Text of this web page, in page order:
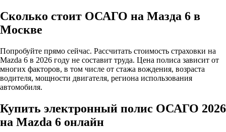
Сколько стоит ОСАГО на Мазда 6 в
Москве
Попробуйте прямо сейчас. Рассчитать стоимость страховки на
Mazda 6 в 2026 году не составит труда. Цена полиса зависит от
многих факторов, в том числе от стажа вождения, возраста
водителя, мощности двигателя, региона использования
автомобиля.
Купить электронный полис ОСАГО 2026
на Mazda 6 онлайн